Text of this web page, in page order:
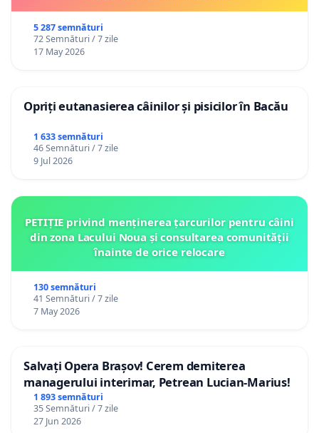
5 287 semnături
72 Semnături / 7 zile
17 May 2026
Opriți eutanasierea câinilor și pisicilor în Bacău
1 633 semnături
46 Semnături / 7 zile
9 Jul 2026
PETIȚIE privind menținerea țarcurilor pentru câini
din zona Lacului Noua și consultarea comunității
înainte de orice relocare
130 semnături
41 Semnături / 7 zile
7 May 2026
Salvați Opera Brașov! Cerem demiterea
managerului interimar, Petrean Lucian-Marius!
1 893 semnături
35 Semnături / 7 zile
27 Jun 2026